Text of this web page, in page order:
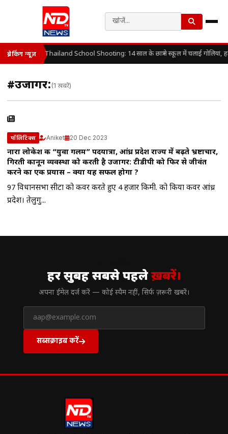
ब्रेकिंग न्यूज़ Thailand School Shooting: 14 साल के छात्र ने स्कूल में चलाई गोलियां,
#उजागर: (1 खबरें)
पॉलिटिक्स Aniket 20 Dec 2023
नारा लोकेश की “युवा गलम” पदयात्रा, आंध्र प्रदेश राज्य में बढ़ते भ्रष्टाचार,
गिरती कानून व्यवस्था को करती है उजागर: टीडीपी को फिर से जीवंत
करने का एक प्रयास – क्या यह सफल होगा ?
97 विधानसभा सीटों को कवर करते हुए 4 हजार किमी. को किया कवर आंध्र
प्रदेश। तेलुगु...
हर सुबह सबसे पहलेख़बरें।
अपना ईमेल दर्ज करें — कोई स्पैम नहीं, सिर्फ ज़रूरी खबरें।
सब्सक्राइब करें